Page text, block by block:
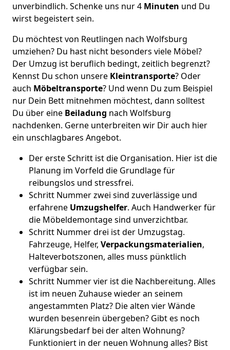
unverbindlich. Schenke uns nur 4 Minuten und Du
wirst begeistert sein.
Du möchtest von Reutlingen nach Wolfsburg
umziehen? Du hast nicht besonders viele Möbel?
Der Umzug ist beruflich bedingt, zeitlich begrenzt?
Kennst Du schon unsere Kleintransporte? Oder
auch Möbeltransporte? Und wenn Du zum Beispiel
nur Dein Bett mitnehmen möchtest, dann solltest
Du über eine Beiladung nach Wolfsburg
nachdenken. Gerne unterbreiten wir Dir auch hier
ein unschlagbares Angebot.
Der erste Schritt ist die Organisation. Hier ist die
Planung im Vorfeld die Grundlage für
reibungslos und stressfrei.
Schritt Nummer zwei sind zuverlässige und
erfahrene Umzugshelfer. Auch Handwerker für
die Möbeldemontage sind unverzichtbar.
Schritt Nummer drei ist der Umzugstag.
Fahrzeuge, Helfer, Verpackungsmaterialien,
Halteverbotszonen, alles muss pünktlich
verfügbar sein.
Schritt Nummer vier ist die Nachbereitung. Alles
ist im neuen Zuhause wieder an seinem
angestammten Platz? Die alten vier Wände
wurden besenrein übergeben? Gibt es noch
Klärungsbedarf bei der alten Wohnung?
Funktioniert in der neuen Wohnung alles? Bist